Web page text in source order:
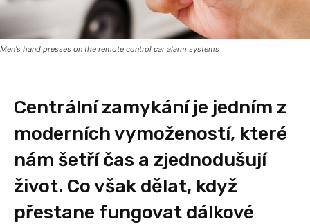
Men's hand presses on the remote control car alarm systems
Centrální zamykání je jedním z
moderních vymožeností, které
nám šetří čas a zjednodušují
život. Co však dělat, když
přestane fungovat dálkové